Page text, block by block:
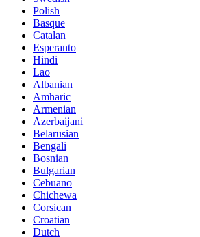
Polish
Basque
Catalan
Esperanto
Hindi
Lao
Albanian
Amharic
Armenian
Azerbaijani
Belarusian
Bengali
Bosnian
Bulgarian
Cebuano
Chichewa
Corsican
Croatian
Dutch